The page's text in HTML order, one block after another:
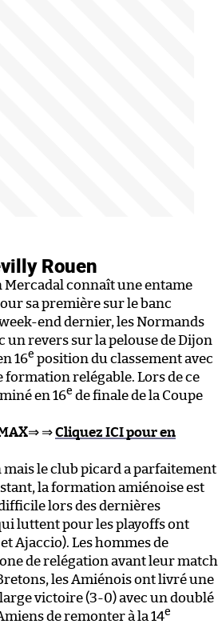
Rouen
connaît une entame
sa première sur le banc
end dernier, les Normands
revers sur la pelouse de Dijon
16e position du classement avec
formation relégable. Lors de ce
en 16e de finale de la Coupe
⇒ ⇒Cliquez ICI pour en
mais le club picard a parfaitement
la formation amiénoise est
lors des dernières
luttent pour les playoffs ont
Ajaccio). Les hommes de
de relégation avant leur match
les Amiénois ont livré une
victoire (3-0) avec un doublé
de remonter à la 14e